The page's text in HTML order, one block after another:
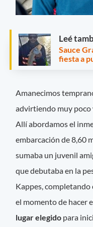
Leé
Sauce
fiesta a
Amanecimos
advirtiendo muy poco
Allí abordamos el
embarcación de 8,60
sumaba un juvenil
que debutaba en la
Kappes, completando
el momento de hacer
lugar elegido para